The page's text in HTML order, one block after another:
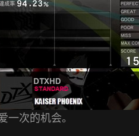
一次的机会。